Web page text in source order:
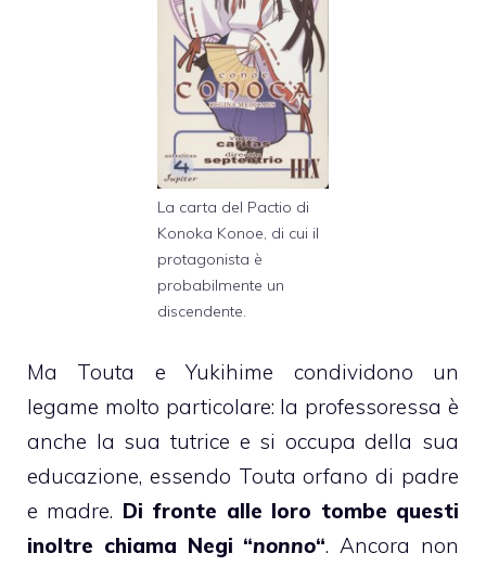
La carta del Pactio di
Konoka Konoe, di cui il
protagonista è
probabilmente un
discendente.
Ma Touta e Yukihime condividono un
legame molto particolare: la professoressa è
anche la sua tutrice e si occupa della sua
educazione, essendo Touta orfano di padre
e madre. Di fronte alle loro tombe questi
inoltre chiama Negi “nonno“. Ancora non